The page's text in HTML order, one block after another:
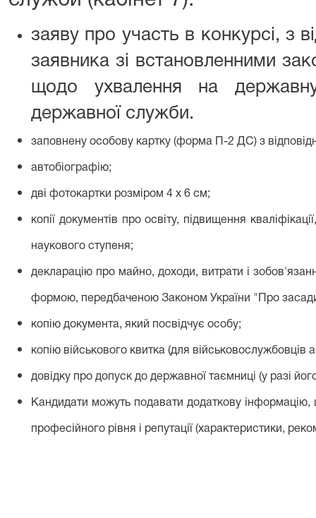
заяву про участь в конкурсі, з
заявника зі встановленними
щодо ухвалення на
державної служби.
заповнену особову картку (форма П-2 ДС) з
автобіографію;
дві фотокартки розміром 4 х 6 см;
копії документів про освіту, підвищення
наукового ступеня;
декларацію про майно, доходи, витрати і
формою, передбаченою Законом України "Про засади
копію документа, який посвідчує особу;
копію військового квитка (для військовослужбовців
довідку про допуск до державної таємниці (у разі
Кандидати можуть подавати додаткову інформацію,
професійного рівня і репутації (характеристики,